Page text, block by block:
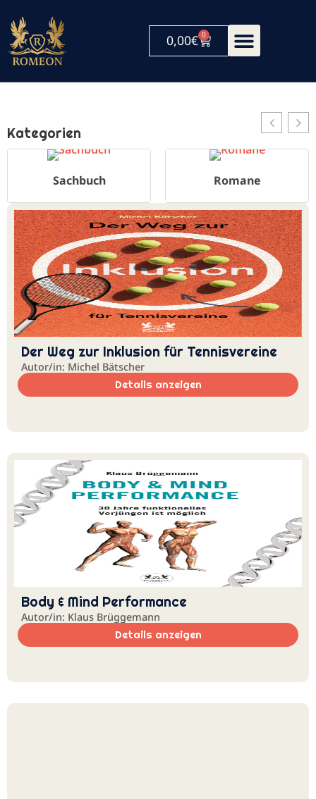
0,00€ 0
Kategorien
Sachbuch Romane
Der Weg zur Inklusion für Tennisvereine
Autor/in: Michel Bätscher
Details anzeigen
Body & Mind Performance
Autor/in: Klaus Brüggemann
Details anzeigen